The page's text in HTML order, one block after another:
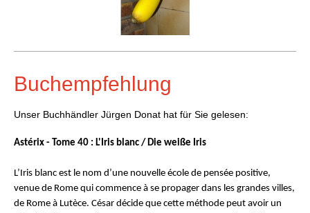
Buchempfehlung
Unser Buchhändler Jürgen Donat hat für Sie gelesen:
Astérix - Tome 40 : L'Iris blanc / Die weiße Iris
L’Iris blanc est le nom d’une nouvelle école de pensée positive,
venue de Rome qui commence à se propager dans les grandes villes,
de Rome à Lutèce. César décide que cette méthode peut avoir un